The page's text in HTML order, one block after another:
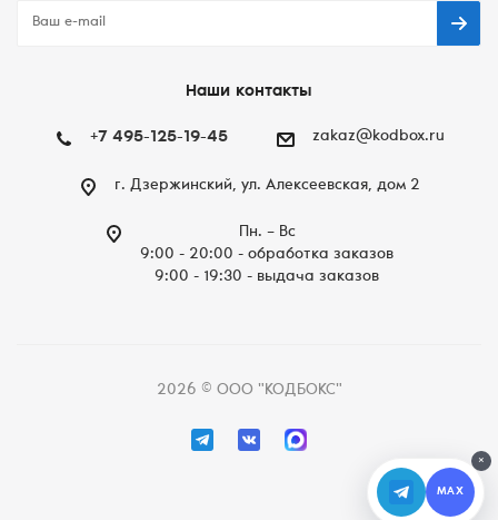
Наши контакты
+7 495-125-19-45 zakaz@kodbox.ru
г. Дзержинский, ул. Алексеевская, дом 2
Пн. – Вc
9:00 - 20:00 - обработка заказов
9:00 - 19:30 - выдача заказов
2026 © ООО "КОДБОКС"
×
MAX